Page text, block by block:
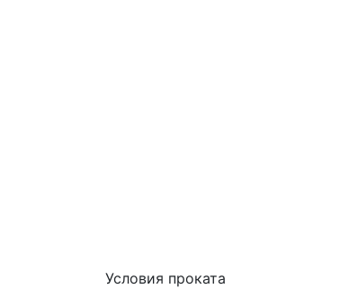
Условия проката